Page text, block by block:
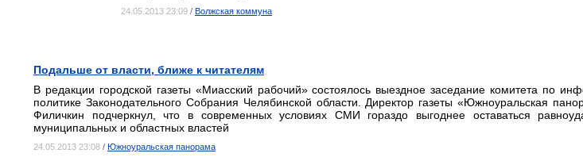
24.05.2013 23:09 / Волжская коммуна
Подальше от власти, ближе к читателям
В редакции городской газеты «Миасский рабочий» состоялось выездное заседание комитета по
политике Законодательного Собрания Челябинской области. Директор газеты «Южноуральская
Филичкин подчеркнул, что в современных условиях СМИ гораздо выгоднее оставаться
муниципальных и областных властей
24.05.2013 23:08 / Южноуральская панорама